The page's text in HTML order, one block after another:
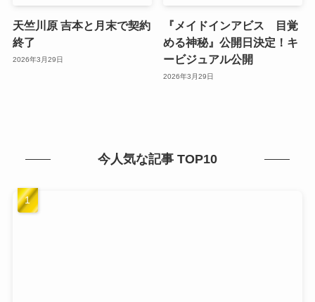
天竺川原 吉本と月末で契約
終了
2026年3月29日
『メイドインアビス 目覚
める神秘』公開日決定！キ
ービジュアル公開
2026年3月29日
今人気な記事 TOP10